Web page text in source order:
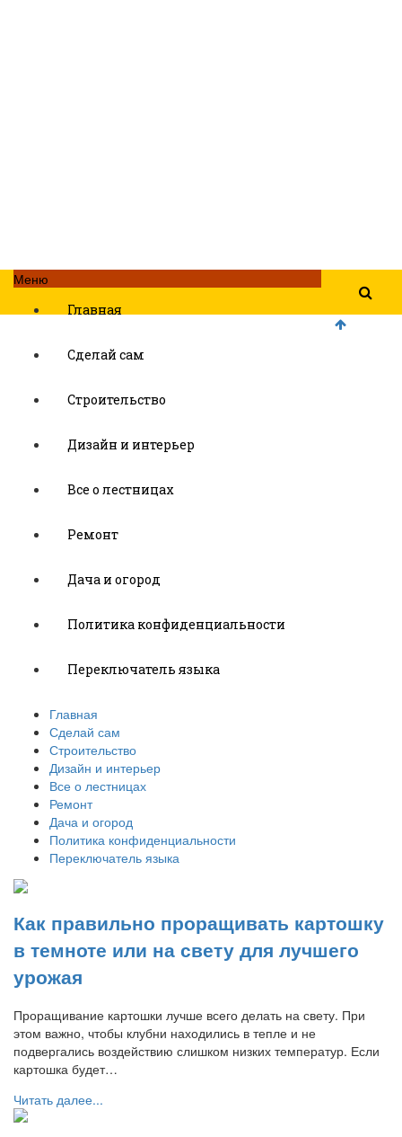
Меню
Главная
Сделай сам
Строительство
Дизайн и интерьер
Все о лестницах
Ремонт
Дача и огород
Политика конфиденциальности
Переключатель языка
Главная
Сделай сам
Строительство
Дизайн и интерьер
Все о лестницах
Ремонт
Дача и огород
Политика конфиденциальности
Переключатель языка
Как правильно проращивать картошку
в темноте или на свету для лучшего
урожая
Проращивание картошки лучше всего делать на свету. При
этом важно, чтобы клубни находились в тепле и не
подвергались воздействию слишком низких температур. Если
картошка будет…
Читать далее...